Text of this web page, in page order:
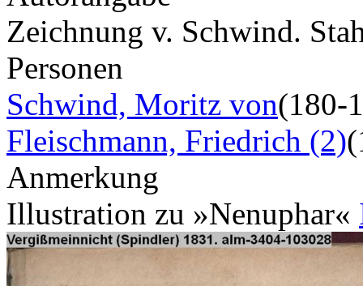
Zeichnung v. Schwind.
Personen
Schwind, Moritz von(180-
Fleischmann, Friedrich (2)
Anmerkung
Illustration zu »Nenuphar«